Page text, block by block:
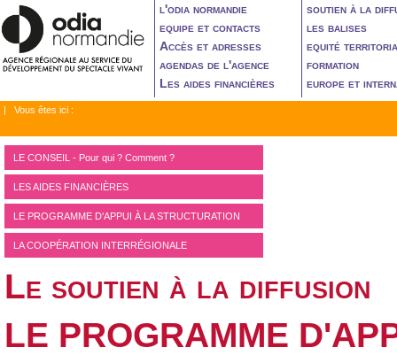
l'odia normandie
equipe et contacts
Accès et adresses
agendas de l'agence
Les aides financières
soutien à la
les balises
equité
formation
europe et
| Vous êtes ici :
LE CONSEIL - Pour qui ? Comment ?
LES AIDES FINANCIÈRES
LE PROGRAMME D'APPUI À LA STRUCTURATION
LA COOPÉRATION INTERRÉGIONALE
Le soutien à la diffusion
LE PROGRAMME